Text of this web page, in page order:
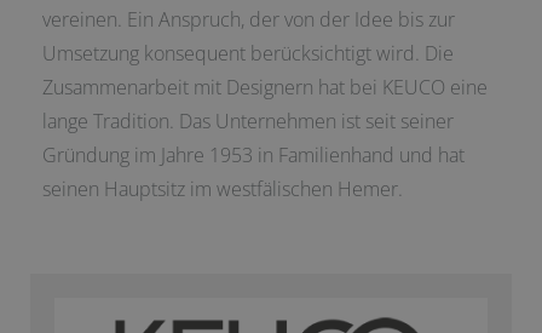
vereinen. Ein Anspruch, der von der Idee bis zur
Umsetzung konsequent berücksichtigt wird. Die
Zusammenarbeit mit Designern hat bei KEUCO eine
lange Tradition. Das Unternehmen ist seit seiner
Gründung im Jahre 1953 in Familienhand und hat
seinen Hauptsitz im westfälischen Hemer.